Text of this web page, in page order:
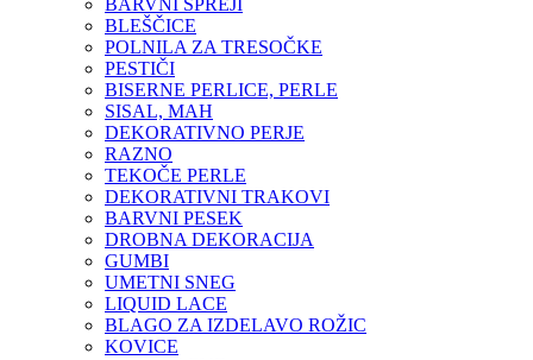
BARVNI SPREJI
BLEŠČICE
POLNILA ZA TRESOČKE
PESTIČI
BISERNE PERLICE, PERLE
SISAL, MAH
DEKORATIVNO PERJE
RAZNO
TEKOČE PERLE
DEKORATIVNI TRAKOVI
BARVNI PESEK
DROBNA DEKORACIJA
GUMBI
UMETNI SNEG
LIQUID LACE
BLAGO ZA IZDELAVO ROŽIC
KOVICE